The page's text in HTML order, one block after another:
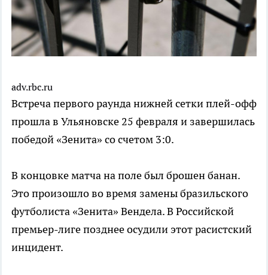
adv.rbc.ru
Встреча первого раунда нижней сетки плей-офф
прошла в Ульяновске 25 февраля и завершилась
победой «Зенита» со счетом 3:0.
В концовке матча на поле был брошен банан.
Это произошло во время замены бразильского
футболиста «Зенита» Вендела. В Российской
премьер-лиге позднее осудили этот расистский
инцидент.